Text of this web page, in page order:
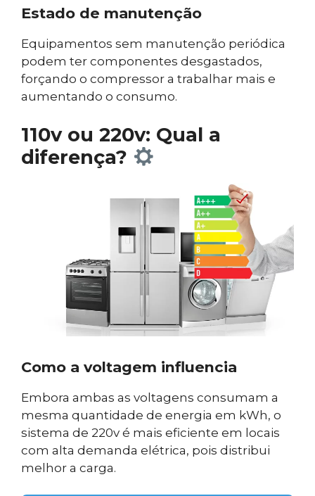
Estado de manutenção
Equipamentos sem manutenção periódica
podem ter componentes desgastados,
forçando o compressor a trabalhar mais e
aumentando o consumo.
110v ou 220v: Qual a
diferença?
Como a voltagem influencia
Embora ambas as voltagens consumam a
mesma quantidade de energia em kWh, o
sistema de 220v é mais eficiente em locais
com alta demanda elétrica, pois distribui
melhor a carga.